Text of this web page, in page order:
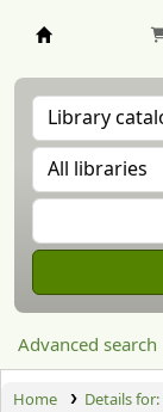
Advanced search
Home Details for: